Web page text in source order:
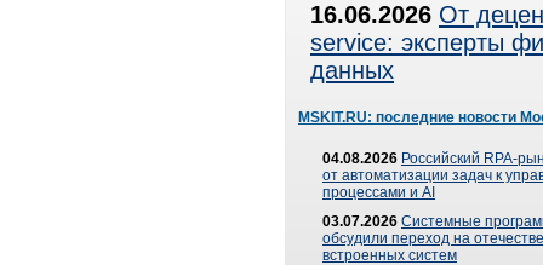
16.06.2026 От
service: эксперты
данных
MSKIT.RU: последние новости
04.08.2026 Российский RPA-
от автоматизации задач к
процессами и AI
03.07.2026 Системные
обсудили переход на
встроенных систем